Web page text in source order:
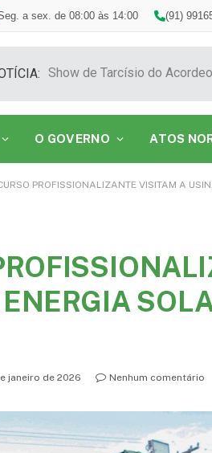
a sex. de 08:00 às 14:00 (91)
O GOVERNO ATOS
PROFISSIONALIZANTE VISITAM A
janeiro de 2026 Nenhum comentário